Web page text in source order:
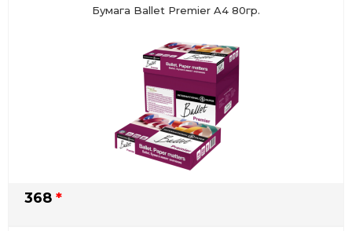
Бумага Ballet Premier A4 80гр.
368 *